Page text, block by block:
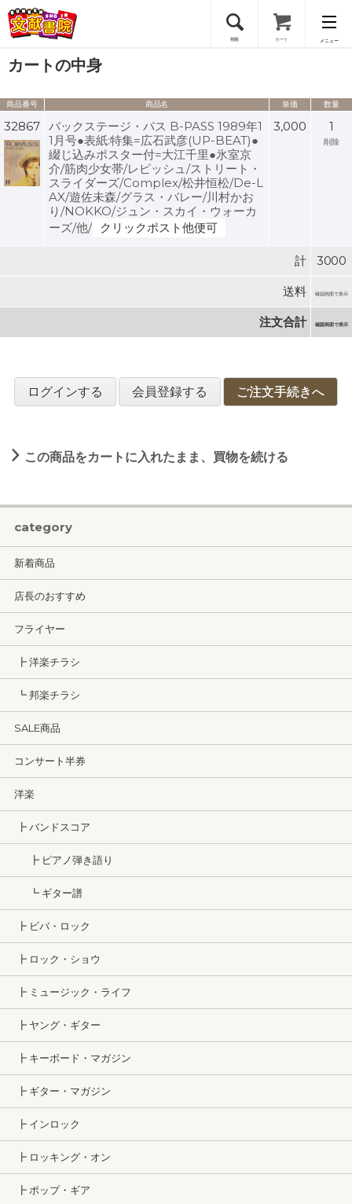
検索 カート メニュー
会員登録
ログイン
カートの中身
商品番号 商品名 単価 数量
32867 バックステージ・パス B-PASS 1989年1
1月号●表紙:特集=広石武彦(UP-BEAT)●
綴じ込みポスター付=大江千里●氷室京
介/筋肉少女帯/レピッシュ/ストリート・
スライダーズ/Complex/松井恒松/De-L
AX/遊佐未森/グラス・バレー/川村かお
り/NOKKO/ジュン・スカイ・ウォーカ
ーズ/他/
クリックポスト他便可
3,000 1
削除
計 3000
送料 確認画面で表示
注文合計 確認画面で表示
ログインする 会員登録する ご注文手続きへ
この商品をカートに入れたまま、買物を続ける
category
新着商品
店長のおすすめ
フライヤー
┣ 洋楽チラシ
┗ 邦楽チラシ
SALE商品
コンサート半券
洋楽
┣ バンドスコア
┣ ピアノ弾き語り
┗ ギター譜
┣ ビバ・ロック
┣ ロック・ショウ
┣ ミュージック・ライフ
┣ ヤング・ギター
┣ キーボード・マガジン
┣ ギター・マガジン
┣ インロック
┣ ロッキング・オン
┣ ポップ・ギア